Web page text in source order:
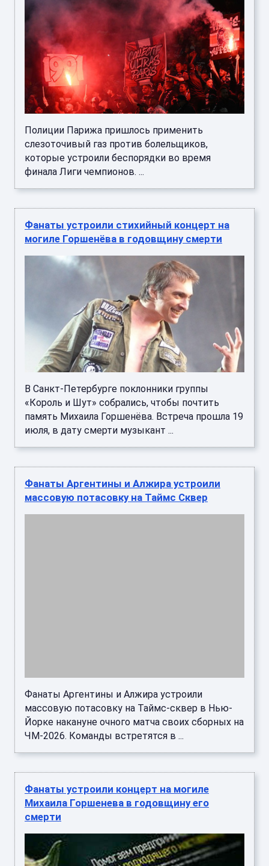
Полиции Парижа пришлось применить
слезоточивый газ против болельщиков,
которые устроили беспорядки во время
финала Лиги чемпионов. ...
Фанаты устроили стихийный концерт на
могиле Горшенёва в годовщину смерти
В Санкт-Петербурге поклонники группы
«Король и Шут» собрались, чтобы почтить
память Михаила Горшенёва. Встреча прошла 19
июля, в дату смерти музыкант ...
Фанаты Аргентины и Алжира устроили
массовую потасовку на Таймс Сквер
ЧМ-2026. Команды встретятся в ...
смерти